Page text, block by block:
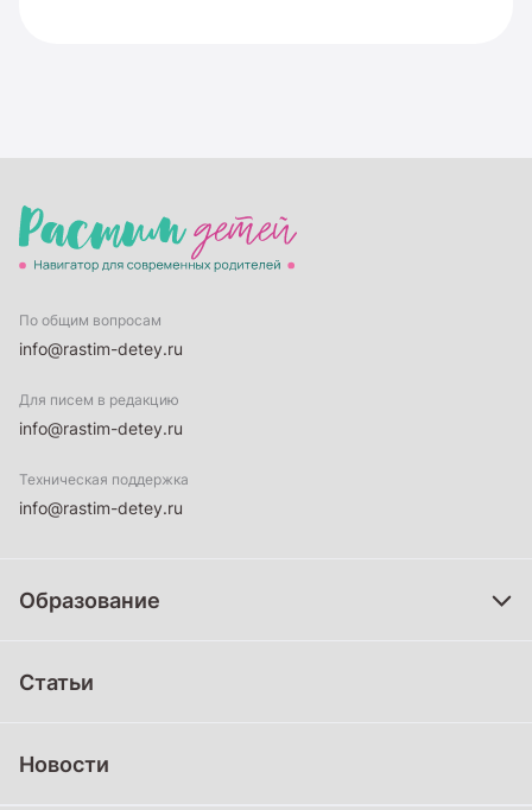
По общим вопросам
info@rastim-detey.ru
Для писем в редакцию
info@rastim-detey.ru
Техническая поддержка
info@rastim-detey.ru
Образование
Статьи
Новости